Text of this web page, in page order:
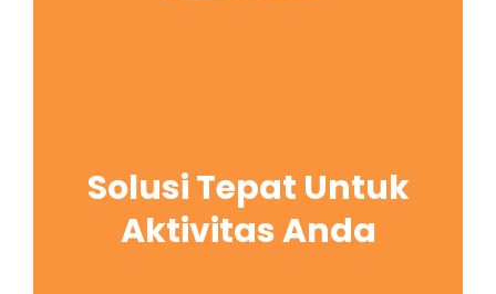
Solusi Tepat Untuk
Aktivitas Anda